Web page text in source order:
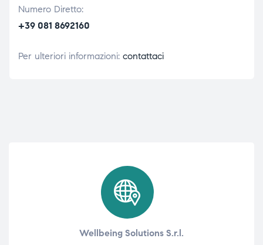
Numero Diretto:
+39 081 8692160
Per ulteriori informazioni: contattaci
Wellbeing Solutions S.r.l.